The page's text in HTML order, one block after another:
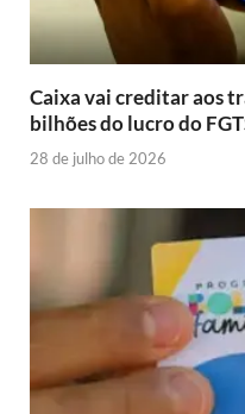
Caixa vai creditar aos
bilhões do lucro do
28 de julho de 2026